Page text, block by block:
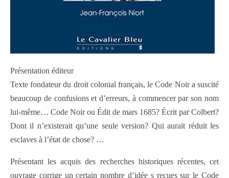
Présentation éditeur
Texte fondateur du droit colonial français, le Code Noir a suscité
beaucoup de confusions et d’erreurs, à commencer par son nom
lui-même… Code Noir ou Édit de mars 1685? Écrit par Colbert?
Dont il n’existerait qu’une seule version? Qui aurait réduit les
esclaves à l’état de chose? …
Présentant les acquis des recherches historiques récentes, cet
ouvrage corrige un certain nombre d’idée s reçues sur le Code